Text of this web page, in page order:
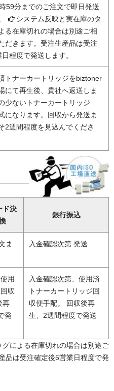
59分までのご注文で即日発送
システム反映と実在庫のタ
る在庫切れの場合は別途ご相
だきます。受注生産品は受注
程度で発送します。
トナーカートリッジをbiztoner
にて再生後、貴社へ返送しま
少ないトナーカートリッジ
になります。回収から発送ま
2週間程度を見込んでくださ
ド決
銀行振込
ま
入金確認次第 発送
用
収
再
発
入金確認次第、使用済
トナーカートリッジ回
収便手配。 回収後再
生、2週間程度で発送
による在庫切れの場合は別途ご
品は受注確定後5営業日程度で発